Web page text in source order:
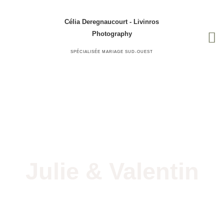
Célia Deregnaucourt - Livinros
Photography
SPÉCIALISÉE MARIAGE SUD-OUEST